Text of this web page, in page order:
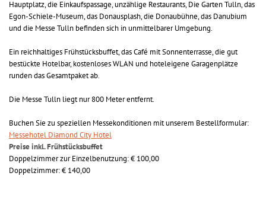
Hauptplatz, die Einkaufspassage, unzählige Restaurants, Die Garten Tulln, das
Egon-Schiele-Museum, das Donausplash, die Donaubühne, das Danubium
und die Messe Tulln befinden sich in unmittelbarer Umgebung.
Ein reichhaltiges Frühstücksbuffet, das Café mit Sonnenterrasse, die gut
bestückte Hotelbar, kostenloses WLAN und hoteleigene Garagenplätze
runden das Gesamtpaket ab.
Die Messe Tulln liegt nur 800 Meter entfernt.
Buchen Sie zu speziellen Messekonditionen mit unserem Bestellformular:
Messehotel Diamond City Hotel
Preise inkl. Frühstücksbuffet
Doppelzimmer zur Einzelbenutzung: € 100,00
Doppelzimmer: € 140,00